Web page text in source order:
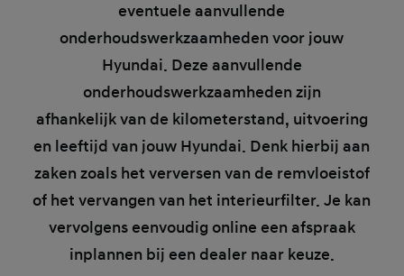
eventuele aanvullende
onderhoudswerkzaamheden voor jouw
Hyundai. Deze aanvullende
onderhoudswerkzaamheden zijn
afhankelijk van de kilometerstand, uitvoering
en leeftijd van jouw Hyundai. Denk hierbij aan
zaken zoals het verversen van de remvloeistof
of het vervangen van het interieurfilter. Je kan
vervolgens eenvoudig online een afspraak
inplannen bij een dealer naar keuze.